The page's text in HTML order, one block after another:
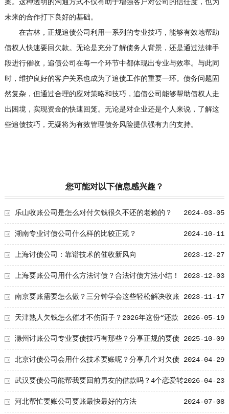
案。这种透明的沟通方式不仅有助于增强客户对公司的信任度，也为
未来的合作打下良好的基础。
在吉林，正规追债公司利用一系列的专业技巧，能够有效地帮助
债权人快速要回欠款。无论是充分了解债务人背景，还是通过法律手
段进行催收，追债公司在每一个环节中都体现出专业与效率。与此同
时，维护良好的客户关系也成为了追债工作的重要一环。债务问题固
然复杂，但通过合理的应对策略和技巧，追债公司能够帮助债权人走
出困境，实现资金的快速回笼。无论是对企业还是个人来说，了解这
些追债技巧，无疑将为有效管理债务风险提供强有力的支持。
您可能对以下信息感兴趣？
2024-03-05
乐山收账公司是怎么对付欠钱很久不还的老赖的？
2024-10-11
湖南专业讨债公司什么样的比较正规？
2023-12-27
上海讨债公司：靠谱技术的催收新风向
2023-12-03
上海要账公司用什么方法讨债？合法讨债方法小结！
2023-11-17
南京要账需要怎么做？三分钟学会这些轻松解决收账
问题 2026-05-19
天津熟人欠钱怎么催才不伤面子？2026年这份“还款
计划书”模板绝了 2025-10-09
滁州讨账公司专业要债技巧有那些？分享正规的要债
方式 2024-04-29
北京讨债公司会用什么技术要账呢？分享几个对欠债
不还讨债方法 2026-04-23
武汉要债公司能帮我要回前男友的借款吗？4个恋爱转
账定性标准 2024-07-08
河北帮忙要账公司要账最快最好的方法